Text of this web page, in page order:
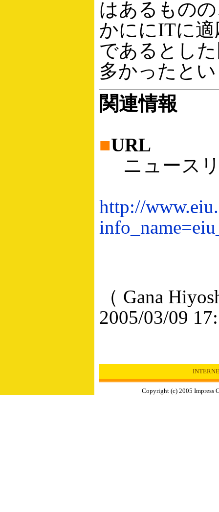
はあるもの
かににITに
であるとし
多かったと
関連情報
■URL
ニュースリ
http://
（ Gana
2005/03/09
Copyright (c) 2005 Impress